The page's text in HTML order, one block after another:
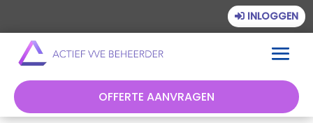
INLOGGEN
OFFERTE AANVRAGEN